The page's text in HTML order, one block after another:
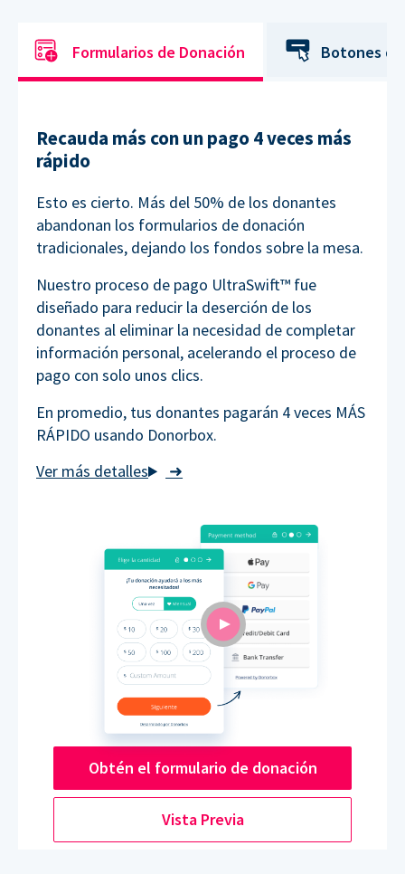
Formularios de Donación Botones
Recauda más con un pago 4 veces más
rápido
➜
Esto es cierto. Más del 50% de los donantes
abandonan los formularios de donación
tradicionales, dejando los fondos sobre la mesa.
Nuestro proceso de pago UltraSwift™ fue
diseñado para reducir la deserción de los
donantes al eliminar la necesidad de completar
información personal, acelerando el proceso de
pago con solo unos clics.
En promedio, tus donantes pagarán 4 veces MÁS
RÁPIDO usando Donorbox.
Obtén el formulario de donación
Vista Previa